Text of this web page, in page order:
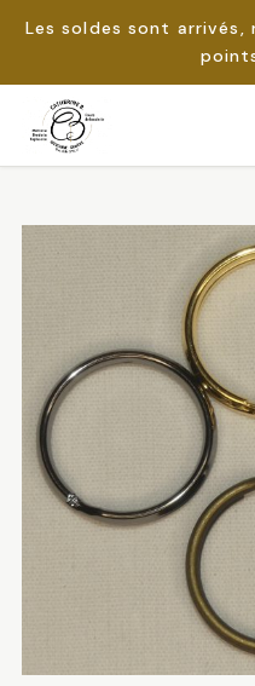
Les soldes sont arrivés,
Passer